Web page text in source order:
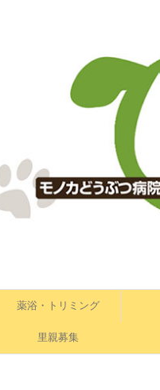
薬浴・トリミング
里親募集